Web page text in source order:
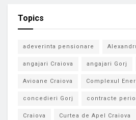
Topics
adeverinta pensionare
angajari Craiova angajari Gorj
Avioane Craiova Complexul
concedieri Gorj contracte
Craiova Curtea de Apel Craiova